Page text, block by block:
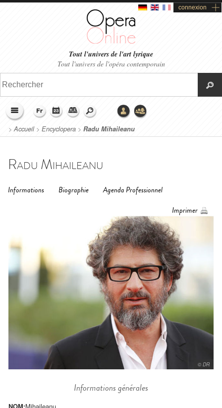
connexion
Tout l'univers de l'art lyrique
Tout l'univers de l'opéra contemporain
>Accueil> Encyclopera > Radu Mihaileanu
Radu Mihaileanu
Informations Biographie
Agenda Professionnel
Imprimer
© DR
Informations générales